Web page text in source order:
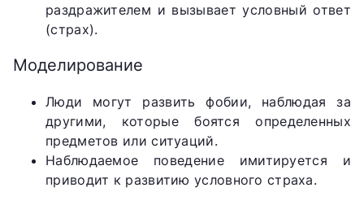
раздражителем и вызывает условный ответ
(страх).
Моделирование
Люди могут развить фобии, наблюдая за
другими, которые боятся определенных
предметов или ситуаций.
Наблюдаемое поведение имитируется и
приводит к развитию условного страха.